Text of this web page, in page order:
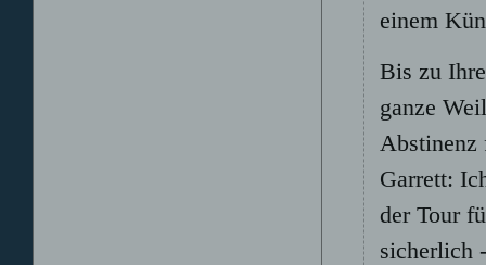
einem
Bis zu
ganze
Abstinenz
Garrett:
der Tour
sicherlich